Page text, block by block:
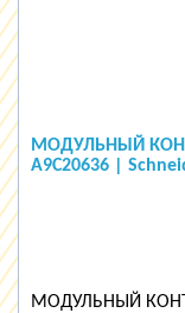
МОДУЛЬНЫЙ
A9C20636 |
МОДУЛЬНЫЙ